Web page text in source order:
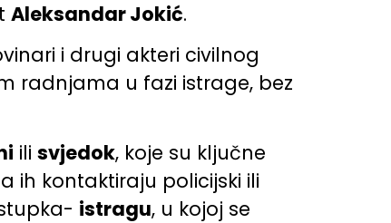
Aleksandar Jokić.
i drugi akteri civilnog
radnjama u fazi istrage, bez
ili svjedok, koje su ključne
ih kontaktiraju policijski ili
istragu, u kojoj se